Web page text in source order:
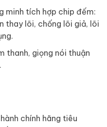
minh tích hợp chip đếm:
thay lõi, chống lõi giả, lõi
thanh, giọng nói thuận
chính hãng tiêu